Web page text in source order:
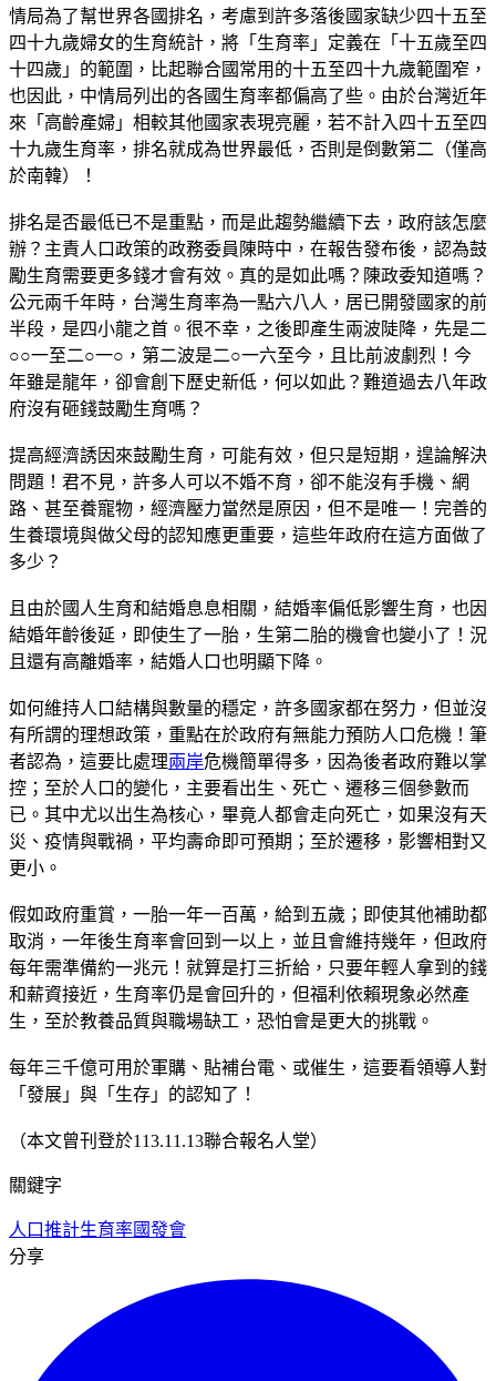
情局為了幫世界各國排名，考慮到許多落後國家缺少四十五至
四十九歲婦女的生育統計，將「生育率」定義在「十五歲至四
十四歲」的範圍，比起聯合國常用的十五至四十九歲範圍窄，
也因此，中情局列出的各國生育率都偏高了些。由於台灣近年
來「高齡產婦」相較其他國家表現亮麗，若不計入四十五至四
十九歲生育率，排名就成為世界最低，否則是倒數第二（僅高
於南韓）！
排名是否最低已不是重點，而是此趨勢繼續下去，政府該怎麼
辦？主責人口政策的政務委員陳時中，在報告發布後，認為鼓
勵生育需要更多錢才會有效。真的是如此嗎？陳政委知道嗎？
公元兩千年時，台灣生育率為一點六八人，居已開發國家的前
半段，是四小龍之首。很不幸，之後即產生兩波陡降，先是二
○○一至二○一○，第二波是二○一六至今，且比前波劇烈！今
年雖是龍年，卻會創下歷史新低，何以如此？難道過去八年政
府沒有砸錢鼓勵生育嗎？
提高經濟誘因來鼓勵生育，可能有效，但只是短期，遑論解決
問題！君不見，許多人可以不婚不育，卻不能沒有手機、網
路、甚至養寵物，經濟壓力當然是原因，但不是唯一！完善的
生養環境與做父母的認知應更重要，這些年政府在這方面做了
多少？
且由於國人生育和結婚息息相關，結婚率偏低影響生育，也因
結婚年齡後延，即使生了一胎，生第二胎的機會也變小了！況
且還有高離婚率，結婚人口也明顯下降。
如何維持人口結構與數量的穩定，許多國家都在努力，但並沒
有所謂的理想政策，重點在於政府有無能力預防人口危機！筆
者認為，這要比處理兩岸危機簡單得多，因為後者政府難以掌
控；至於人口的變化，主要看出生、死亡、遷移三個參數而
已。其中尤以出生為核心，畢竟人都會走向死亡，如果沒有天
災、疫情與戰禍，平均壽命即可預期；至於遷移，影響相對又
更小。
假如政府重賞，一胎一年一百萬，給到五歲；即使其他補助都
取消，一年後生育率會回到一以上，並且會維持幾年，但政府
每年需準備約一兆元！就算是打三折給，只要年輕人拿到的錢
和薪資接近，生育率仍是會回升的，但福利依賴現象必然產
生，至於教養品質與職場缺工，恐怕會是更大的挑戰。
每年三千億可用於軍購、貼補台電、或催生，這要看領導人對
「發展」與「生存」的認知了！
（本文曾刊登於113.11.13聯合報名人堂）
關鍵字
人口推計生育率國發會
分享